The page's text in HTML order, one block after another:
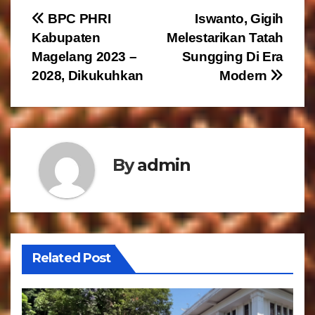
N
a
v
i
a
i
p
o
Iswanto, Gigih
Melestarikan Tatah
Sungging Di Era
Modern
BPC PHRI
Kabupaten
Magelang 2023 –
2028, Dikukuhkan
Byadmin
Related Post